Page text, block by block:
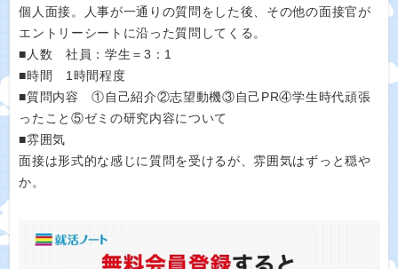
個人面接。人事が一通りの質問をした後、その他の面接官が
エントリーシートに沿った質問してくる。
■人数 社員：学生＝3：1
■時間 1時間程度
■質問内容 ①自己紹介②志望動機③自己PR④学生時代頑張
ったこと⑤ゼミの研究内容について
■雰囲気
面接は形式的な感じに質問を受けるが、雰囲気はずっと穏や
か。